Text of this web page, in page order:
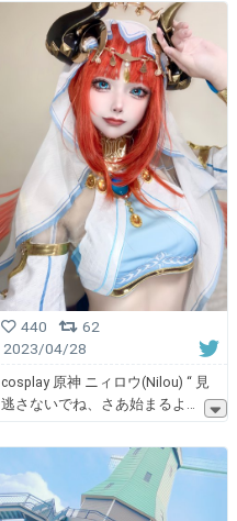
440
62
2023/04/28
cosplay 原神 ニィロウ(Nilou) “ 見
逃さないでね、さあ始まるよ